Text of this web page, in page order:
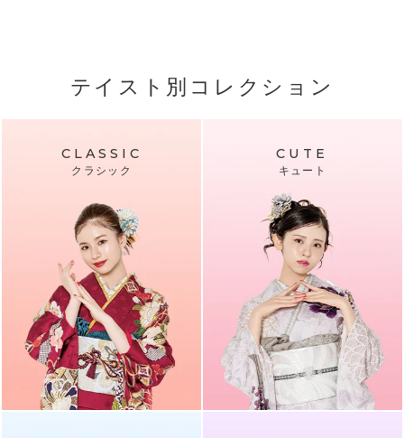
テイスト別コレクション
CLASSIC
クラシック
CUTE
キュート